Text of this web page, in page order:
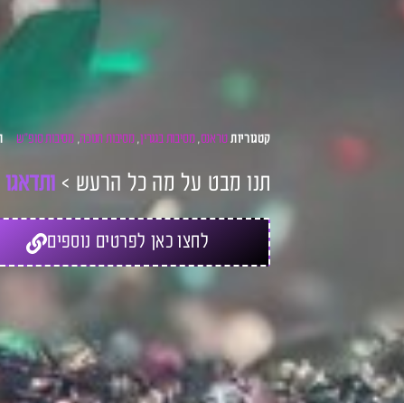
קטגוריות טראנס,מסיבות בגגרין,מסיבות חנוכה, מסיבות סופ"ש
תנו מבט על מה כל הרעש > ותדאגו
לחצו כאן לפרטים נוספים